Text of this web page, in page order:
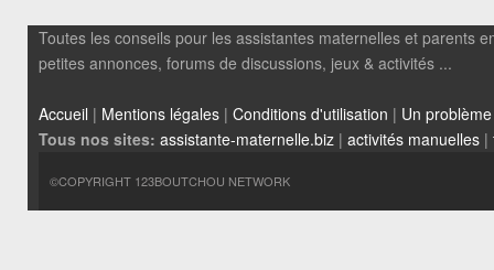
Toutes les conseils pour les assistantes maternelles et parents
petites annonces, forums de discussions, jeux & activités ...
Accueil | Mentions légales | Conditions d'utilisation | Un
Tous nos sites: assistante-maternelle.biz | activités manuelles |
©COPYRIGHT 123BOUTCHOU NETWORK